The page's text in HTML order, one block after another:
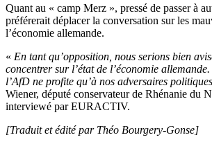
Quant au « camp Merz », pressé de passer à
préférerait déplacer la conversation sur les
l’économie allemande.
« En tant qu’opposition, nous serions bien
concentrer sur l’état de l’économie
l’AfD ne profite qu’à nos adversaires politiques
Wiener, député conservateur de Rhénanie du
interviewé par EURACTIV.
[Traduit et édité par Théo Bourgery-Gonse]